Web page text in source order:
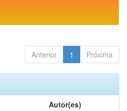
Anterior 1 Próxima
Autor(es)